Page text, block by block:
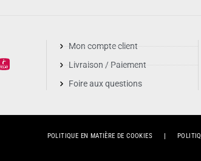
Mon compte client
Livraison / Paiement
Foire aux questions
POLITIQUE EN MATIÈRE DE COOKIES